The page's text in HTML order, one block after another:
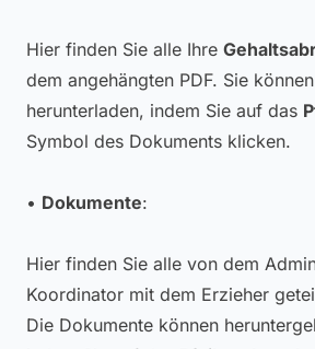
Hier finden Sie alle Ihre
dem angehängten PDF. Sie
herunterladen, indem Sie auf das
Symbol des Dokuments klicken.
• Dokumente:
Hier finden Sie alle von dem
Koordinator mit dem Erzieher
Die Dokumente können